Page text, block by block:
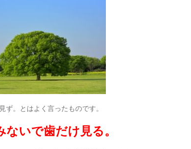
ず。とはよく言ったものです。
ないで歯だけ見る。